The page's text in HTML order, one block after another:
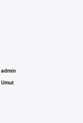
admin
Umut